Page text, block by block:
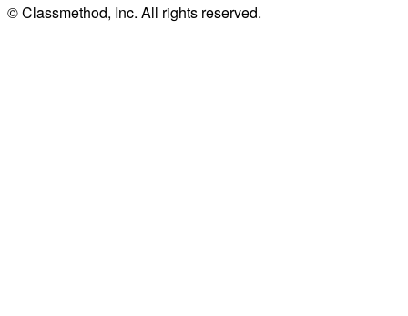
© Classmethod, Inc. All rights reserved.